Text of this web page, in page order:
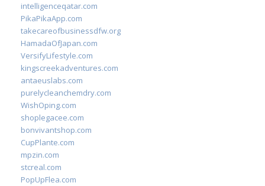
intelligenceqatar.com
PikaPikaApp.com
takecareofbusinessdfw.org
HamadaOfJapan.com
VersifyLifestyle.com
kingscreekadventures.com
antaeuslabs.com
purelycleanchemdry.com
WishOping.com
shoplegacee.com
bonvivantshop.com
CupPlante.com
mpzin.com
stcreal.com
PopUpFlea.com